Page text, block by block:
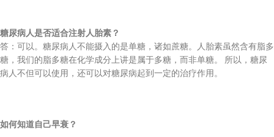
糖尿病人是否适合注射人胎素？
答：可以。糖尿病人不能摄入的是单糖，诸如蔗糖。人胎素虽然含有脂多
糖，我们的脂多糖在化学成分上讲是属于多糖，而非单糖。 所以，糖尿
病人不但可以使用，还可以对糖尿病起到一定的治疗作用。
如何知道自己早衰？